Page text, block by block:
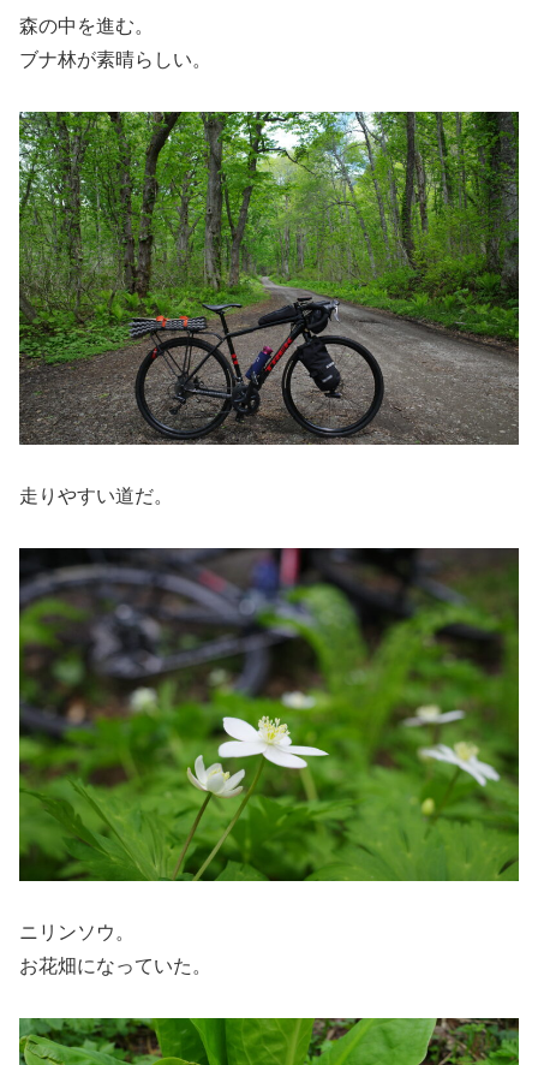
森の中を進む。
ブナ林が素晴らしい。
走りやすい道だ。
ニリンソウ。
お花畑になっていた。